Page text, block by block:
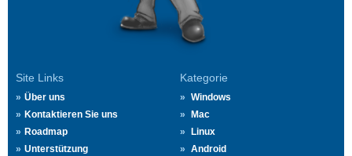
Site Links
Über uns
Kontaktieren Sie uns
Roadmap
Unterstützung
Kategorie
Windows
Mac
Linux
Android